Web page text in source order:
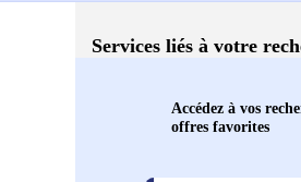
Services liés à votre
Accédez à vos
offres favorites